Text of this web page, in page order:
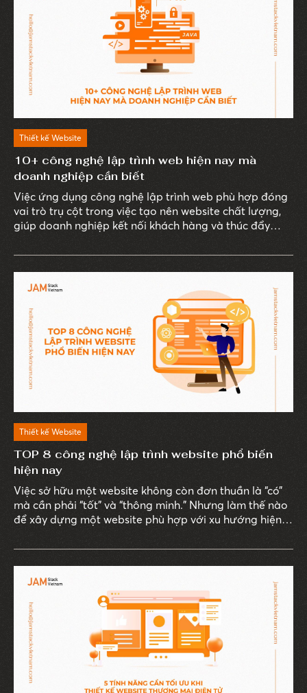
Thiết kế Website
10+ công nghệ lập trình web hiện nay mà
doanh nghiệp cần biết
Việc ứng dụng công nghệ lập trình web phù hợp đóng
vai trò trụ cột trong việc tạo nên website chất lượng,
giúp doanh nghiệp kết nối khách hàng và thúc đẩy
Thiết kế Website
TOP 8 công nghệ lập trình website phổ biến
hiện nay
Việc sở hữu một website không còn đơn thuần là “có”
mà cần phải “tốt” và “thông minh.” Nhưng làm thế nào
để xây dựng một website phù hợp với xu hướng hiện